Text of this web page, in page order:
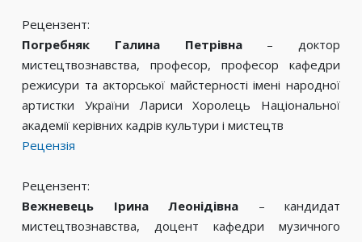
Рецензент:
Погребняк Галина Петрівна– доктор
мистецтвознавства, професор, професор кафедри
режисури та акторської майстерності імені народної
артистки України Лариси Хоролець Національної
академії керівних кадрів культури і мистецтв
Рецензія
Рецензент:
Вежневець Ірина Леонідівна – кандидат
мистецтвознавства, доцент кафедри музичного